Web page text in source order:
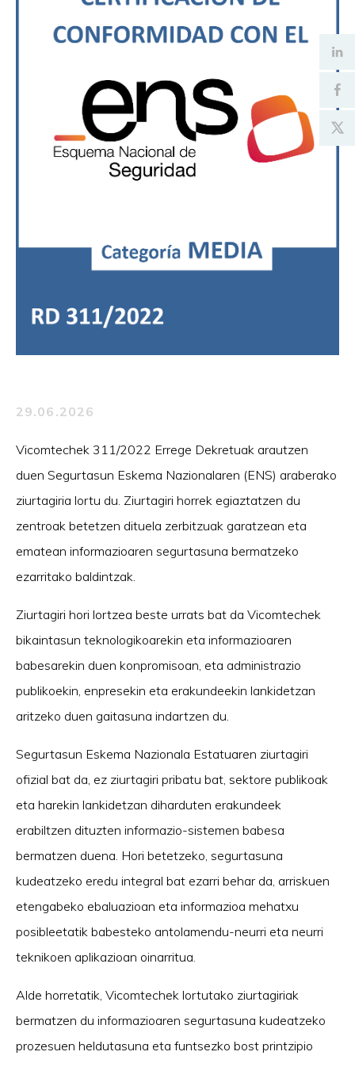
29.06.2026
Vicomtechek 311/2022 Errege Dekretuak arautzen
duen Segurtasun Eskema Nazionalaren (ENS) araberako
ziurtagiria lortu du. Ziurtagiri horrek egiaztatzen du
zentroak betetzen dituela zerbitzuak garatzean eta
ematean informazioaren segurtasuna bermatzeko
ezarritako baldintzak.
Ziurtagiri hori lortzea beste urrats bat da Vicomtechek
bikaintasun teknologikoarekin eta informazioaren
babesarekin duen konpromisoan, eta administrazio
publikoekin, enpresekin eta erakundeekin lankidetzan
aritzeko duen gaitasuna indartzen du.
Segurtasun Eskema Nazionala Estatuaren ziurtagiri
ofizial bat da, ez ziurtagiri pribatu bat, sektore publikoak
eta harekin lankidetzan diharduten erakundeek
erabiltzen dituzten informazio-sistemen babesa
bermatzen duena. Hori betetzeko, segurtasuna
kudeatzeko eredu integral bat ezarri behar da, arriskuen
etengabeko ebaluazioan eta informazioa mehatxu
posibleetatik babesteko antolamendu-neurri eta neurri
teknikoen aplikazioan oinarritua.
Alde horretatik, Vicomtechek lortutako ziurtagiriak
bermatzen du informazioaren segurtasuna kudeatzeko
prozesuen heldutasuna eta funtsezko bost printzipio